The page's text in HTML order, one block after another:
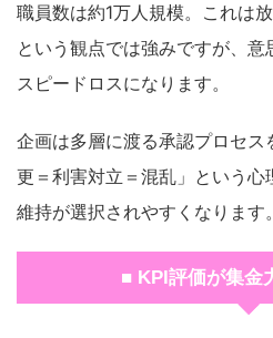
職員数は約1万人規模。これは
という観点では強みですが、
スピードロスになります。
企画は多層に渡る承認プロセ
更＝利害対立＝混乱」という
維持が選択されやすくなります。
■ KPI評価が集金